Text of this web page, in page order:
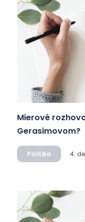
Mierové
Gerasimovom?
Politika 4.